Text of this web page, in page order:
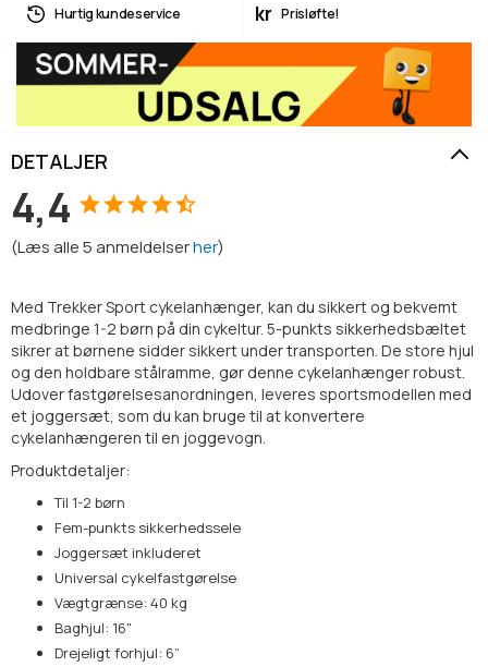
Hurtig kundeservice kr Prisløfte!
DETALJER
4,4
(Læs alle5anmeldelserher)
Med Trekker Sport cykelanhænger, kan du sikkert og bekvemt
medbringe 1-2 børn på din cykeltur. 5-punkts sikkerhedsbæltet
sikrer at børnene sidder sikkert under transporten. De store hjul
og den holdbare stålramme, gør denne cykelanhænger robust.
Udover fastgørelsesanordningen, leveres sportsmodellen med
et joggersæt, som du kan bruge til at konvertere
cykelanhængeren til en joggevogn.
Produktdetaljer:
Til 1-2 børn
Fem-punkts sikkerhedssele
Joggersæt inkluderet
Universal cykelfastgørelse
Vægtgrænse: 40 kg
Baghjul: 16"
Drejeligt forhjul: 6”